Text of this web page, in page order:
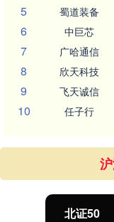
5 蜀道装备
6 中巨芯
7 广哈通信
8 欣天科技
9 飞天诚信
10 任子行
北证50